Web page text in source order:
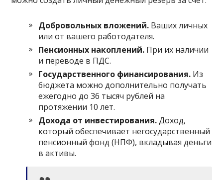
Добровольных вложений. Ваших личных
или от вашего работодателя.
Пенсионных накоплений. При их наличии
и переводе в ПДС.
Государственного финансирования. Из
бюджета можно дополнительно получать
ежегодно до 36 тысяч рублей на
протяжении 10 лет.
Дохода от инвестирования.Доход,
который обеспечивает негосударственный
пенсионный фонд (НПФ), вкладывая деньги
в активы.